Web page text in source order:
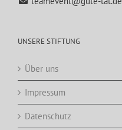
UNSERE STIFTUNG
Über uns
Impressum
Datenschutz